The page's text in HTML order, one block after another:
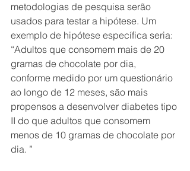
metodologias de pesquisa serão
usados ​​para testar a hipótese. Um
exemplo de hipótese específica seria:
“Adultos que consomem mais de 20
gramas de chocolate por dia,
conforme medido por um questionário
ao longo de 12 meses, são mais
propensos a desenvolver diabetes tipo
II do que adultos que consomem
menos de 10 gramas de chocolate por
dia. ”